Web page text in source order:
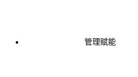
管理赋能